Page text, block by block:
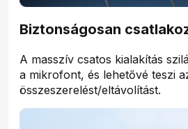
Biztonságosan
A masszív csatos kialakítás
a mikrofont, és lehetővé teszi
összeszerelést/eltávolítást.